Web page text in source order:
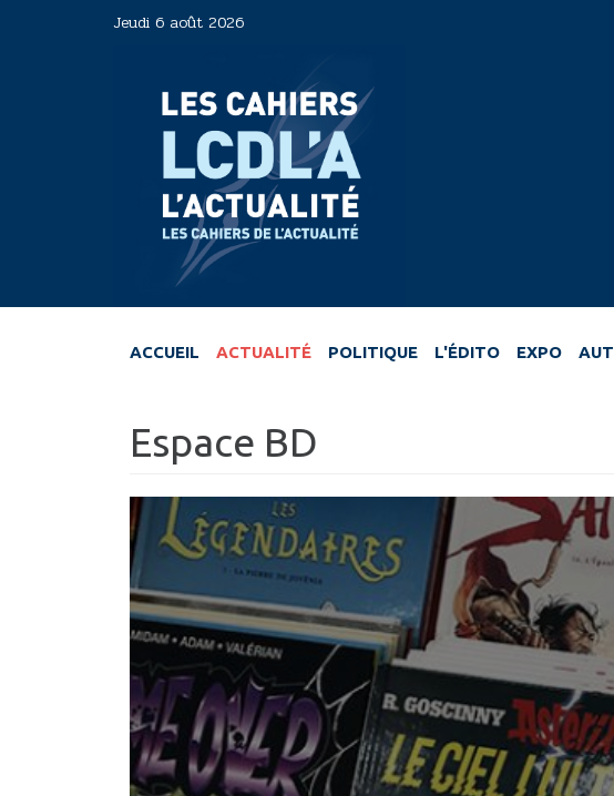
Jeudi 6 août 2026
ACCUEIL ACTUALITÉ POLITIQUE L'ÉDITO EXPO
Espace BD